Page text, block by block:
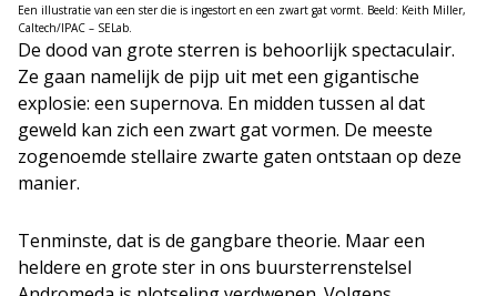
Een illustratie van een ster die is ingestort en een zwart gat vormt. Beeld: Keith Miller,
Caltech/IPAC – SELab.
De dood van grote sterren is behoorlijk spectaculair.
Ze gaan namelijk de pijp uit met een gigantische
explosie: een supernova. En midden tussen al dat
geweld kan zich een zwart gat vormen. De meeste
zogenoemde stellaire zwarte gaten ontstaan op deze
manier.
Tenminste, dat is de gangbare theorie. Maar een
heldere en grote ster in ons buursterrenstelsel